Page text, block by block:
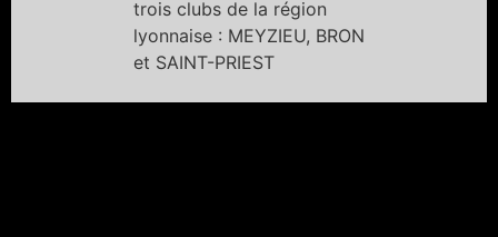
trois clubs de la région
lyonnaise : MEYZIEU, BRON
et SAINT-PRIEST